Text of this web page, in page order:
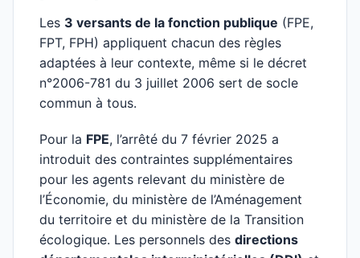
Les 3 versants de la fonction publique (FPE,
FPT, FPH) appliquent chacun des règles
adaptées à leur contexte, même si le décret
n°2006-781 du 3 juillet 2006 sert de socle
commun à tous.
Pour la FPE, l’arrêté du 7 février 2025 a
introduit des contraintes supplémentaires
pour les agents relevant du ministère de
l’Économie, du ministère de l’Aménagement
du territoire et du ministère de la Transition
écologique. Les personnels des directions